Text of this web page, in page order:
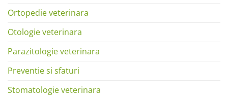
Ortopedie veterinara
Otologie veterinara
Parazitologie veterinara
Preventie si sfaturi
Stomatologie veterinara